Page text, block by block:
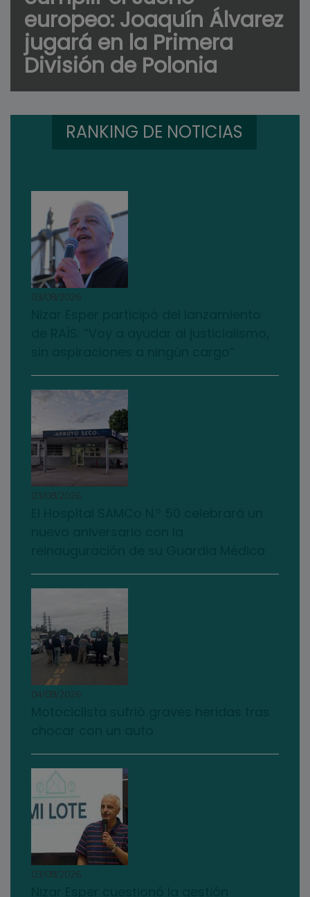
europeo: Joaquín Álvarez
jugará en la Primera
División de Polonia
RANKING DE NOTICIAS
03/08/2026
03/08/2026
04/08/2026
03/08/2026